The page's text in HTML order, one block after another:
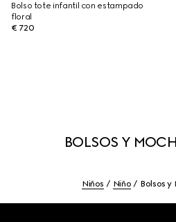
Bolso tote infantil con estampado
floral
€ 720
BOLSOS Y
Niños Niño Bolsos y